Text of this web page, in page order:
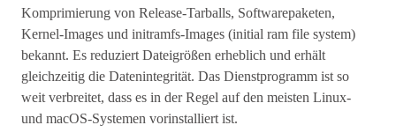
Komprimierung von Release-Tarballs, Softwarepaketen,
Kernel-Images und initramfs-Images (initial ram file system)
bekannt. Es reduziert Dateigrößen erheblich und erhält
gleichzeitig die Datenintegrität. Das Dienstprogramm ist so
weit verbreitet, dass es in der Regel auf den meisten Linux-
und macOS-Systemen vorinstalliert ist.